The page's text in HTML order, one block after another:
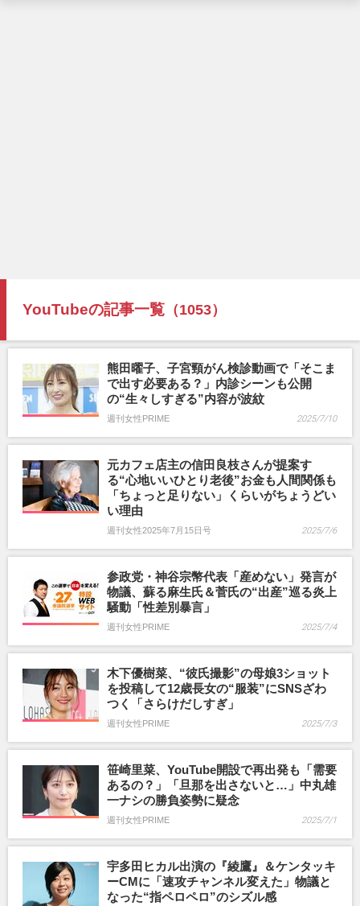
YouTubeの記事一覧 （1053）
熊田曜子、子宮頸がん検診動画で「そこま
で出す必要ある？」内診シーンも公開
の“生々しすぎる”内容が波紋
週刊女性PRIME 2025/7/10
元カフェ店主の信田良枝さんが提案す
る“心地いいひとり老後”お金も人間関係も
「ちょっと足りない」くらいがちょうどい
い理由
週刊女性2025年7月15日号 2025/7/6
参政党・神谷宗幣代表「産めない」発言が
物議、蘇る麻生氏＆菅氏の“出産”巡る炎上
騒動「性差別暴言」
週刊女性PRIME 2025/7/4
木下優樹菜、“彼氏撮影”の母娘3ショット
を投稿して12歳長女の“服装”にSNSざわ
つく「さらけだしすぎ」
週刊女性PRIME 2025/7/3
笹崎里菜、YouTube開設で再出発も「需要
あるの？」「旦那を出さないと…」中丸雄
一ナシの勝負姿勢に疑念
週刊女性PRIME 2025/7/1
宇多田ヒカル出演の『綾鷹』＆ケンタッキ
ーCMに「速攻チャンネル変えた」物議と
なった“指ペロペロ”のシズル感